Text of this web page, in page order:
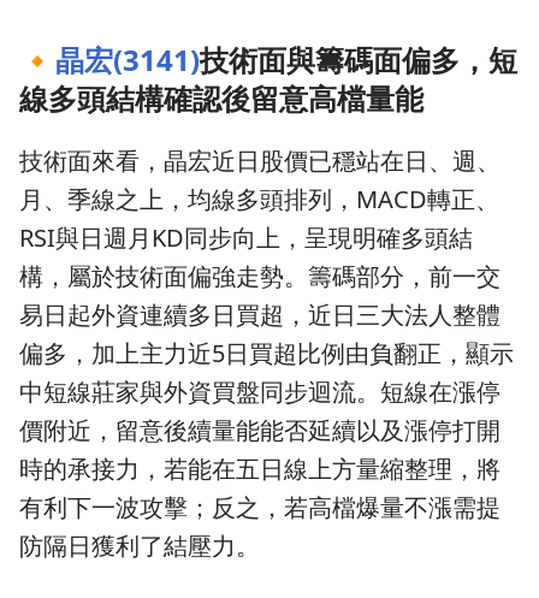
🔸 晶宏(3141)技術面與籌碼面偏多，短
線多頭結構確認後留意高檔量能
技術面來看，晶宏近日股價已穩站在日、週、
月、季線之上，均線多頭排列，MACD轉正、
RSI與日週月KD同步向上，呈現明確多頭結
構，屬於技術面偏強走勢。籌碼部分，前一交
易日起外資連續多日買超，近日三大法人整體
偏多，加上主力近5日買超比例由負翻正，顯示
中短線莊家與外資買盤同步迴流。短線在漲停
價附近，留意後續量能能否延續以及漲停打開
時的承接力，若能在五日線上方量縮整理，將
有利下一波攻擊；反之，若高檔爆量不漲需提
防隔日獲利了結壓力。